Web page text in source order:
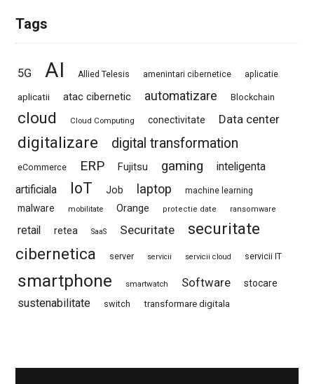
Tags
5G AI Allied Telesis amenintari cibernetice aplicatie
aplicatii atac cibernetic automatizare Blockchain
cloud Cloud Computing conectivitate Data center
digitalizare digital transformation
eCommerce ERP Fujitsu gaming
inteligenta
artificiala
IoT Job laptop machine learning
malware mobilitate Orange protectie date ransomware
retail retea SaaS Securitate
securitate
cibernetica
server servicii servicii cloud servicii IT
smartphone smartwatch Software stocare
sustenabilitate switch transformare digitala